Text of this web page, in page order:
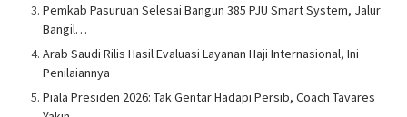
Pemkab Pasuruan Selesai Bangun 385 PJU Smart System, Jalur
Bangil…
Arab Saudi Rilis Hasil Evaluasi Layanan Haji Internasional, Ini
Penilaiannya
Piala Presiden 2026: Tak Gentar Hadapi Persib, Coach Tavares